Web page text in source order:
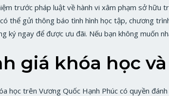
trước pháp luật về hành vi xâm phạm sở hữu
thể gửi thông báo tình hình học tập, chương
ký ngay để được ưu đãi. Nếu bạn không muốn
giá khóa học
học trên Vương Quốc Hạnh Phúc có quyền